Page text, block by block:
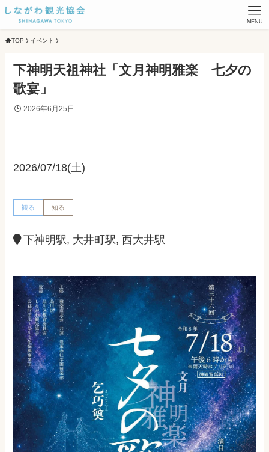
MENU
TOP イベント
下神明天祖神社「文月神明雅楽 七夕の
歌宴」
2026年6月25日
2026/07/18(土)
観る 知る
下神明駅, 大井町駅, 西大井駅